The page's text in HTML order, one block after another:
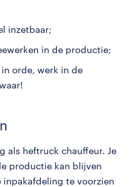
inzetbaar;
in de productie;
orde, werk in de
als heftruck chauffeur. Je
productie kan blijven
inpakafdeling te voorzien